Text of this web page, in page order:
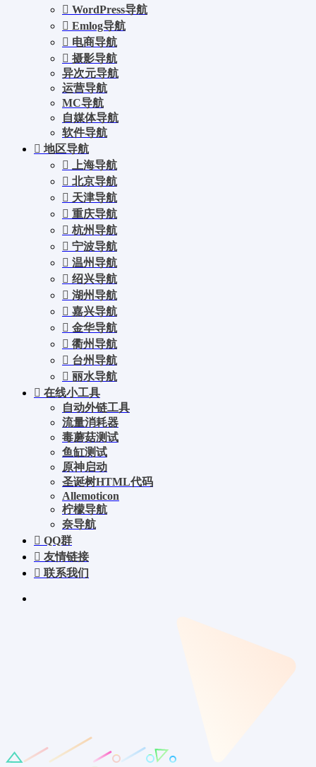
WordPress导航
Emlog导航
电商导航
摄影导航
异次元导航
运营导航
MC导航
自媒体导航
软件导航
地区导航
上海导航
北京导航
天津导航
重庆导航
杭州导航
宁波导航
温州导航
绍兴导航
湖州导航
嘉兴导航
金华导航
衢州导航
台州导航
丽水导航
在线小工具
自动外链工具
流量消耗器
毒蘑菇测试
鱼缸测试
原神启动
圣诞树HTML代码
Allemoticon
柠檬导航
奈导航
QQ群
友情链接
联系我们